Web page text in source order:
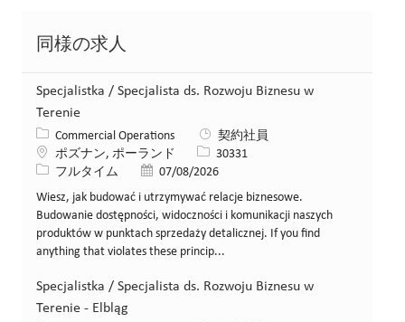
同様の求人
Specjalistka / Specjalista ds. Rozwoju Biznesu w
Terenie
カテゴリー
Commercial Operations
契約社員
場所ポズナン, ポーランド 求人ID30331
役職フルタイム 投稿日07/08/2026
Wiesz, jak budować i utrzymywać relacje biznesowe.
Budowanie dostępności, widoczności i komunikacji naszych
produktów w punktach sprzedaży detalicznej. If you find
anything that violates these princip...
Specjalistka / Specjalista ds. Rozwoju Biznesu w
Terenie - Elbląg